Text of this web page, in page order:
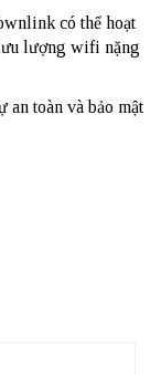
có thể hoạt
lượng wifi nặng
an toàn và bảo mật